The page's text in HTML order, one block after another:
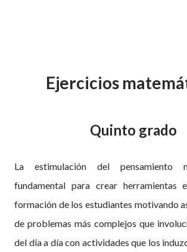
Ejercicios
Quinto grado
La estimulación del pensamiento matemático es
fundamental para crear herramientas
formación de los estudiantes motivando
de problemas más complejos que
del día a día con actividades que los